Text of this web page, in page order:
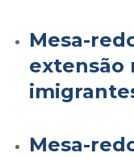
Mesa-
extensão
Mesa-